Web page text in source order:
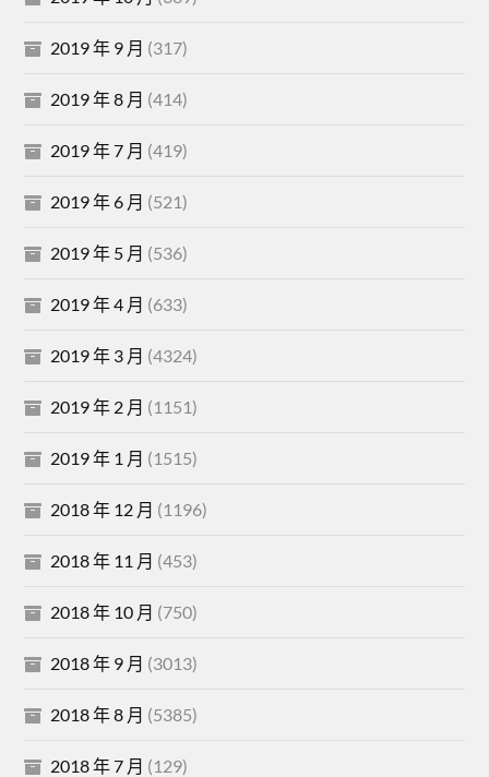
2019 年 9 月 (317)
2019 年 8 月 (414)
2019 年 7 月 (419)
2019 年 6 月 (521)
2019 年 5 月 (536)
2019 年 4 月 (633)
2019 年 3 月 (4324)
2019 年 2 月 (1151)
2019 年 1 月 (1515)
2018 年 12 月 (1196)
2018 年 11 月 (453)
2018 年 10 月 (750)
2018 年 9 月 (3013)
2018 年 8 月 (5385)
2018 年 7 月 (129)